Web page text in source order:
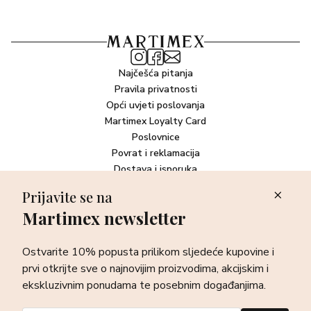
Najčešća pitanja
Pravila privatnosti
Opći uvjeti poslovanja
Martimex Loyalty Card
Poslovnice
Povrat i reklamacija
Dostava i isporuka
Newsletter
sve o najnovijim proizvodima, akcijskim i ekskluzivnim
ponudama te posebnim događanjima.
Prijava
Prijavite se na
Martimex newsletter
Ostvarite 10% popusta prilikom sljedeće kupovine i
prvi otkrijte sve o najnovijim proizvodima, akcijskim i
ekskluzivnim ponudama te posebnim događanjima.